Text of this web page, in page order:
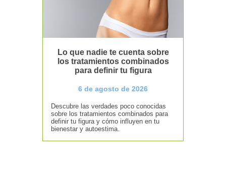
Lo que nadie te cuenta sobre
los tratamientos combinados
para definir tu figura
6 de agosto de 2026
Descubre las verdades poco conocidas
sobre los tratamientos combinados para
definir tu figura y cómo influyen en tu
bienestar y autoestima.